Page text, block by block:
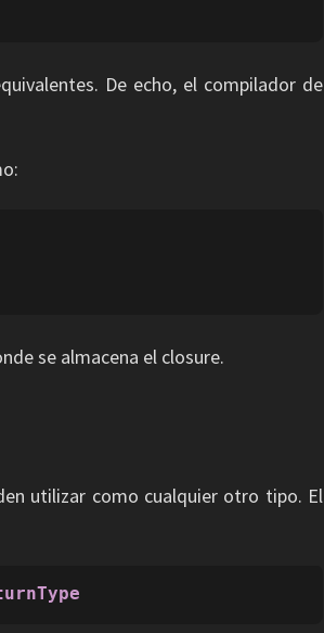
De echo, el compilador de
se almacena el closure.
utilizar como cualquier otro tipo. El